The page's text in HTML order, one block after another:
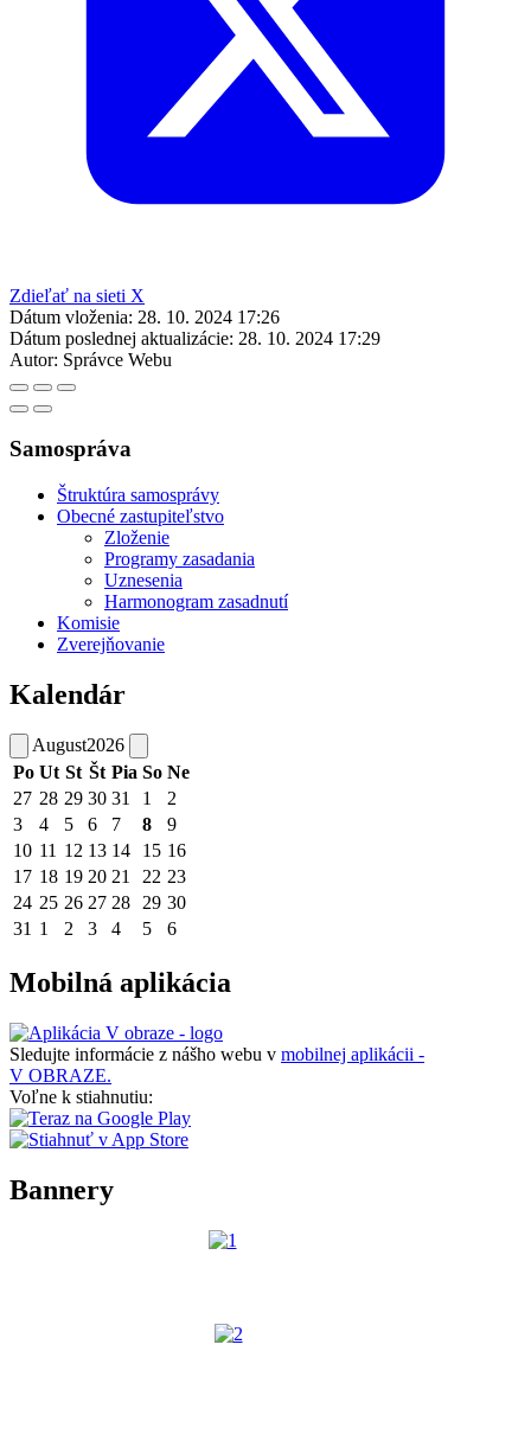
Zdieľať na sieti X
Dátum vloženia: 28. 10. 2024 17:26
Dátum poslednej aktualizácie: 28. 10. 2024 17:29
Autor: Správce Webu
Samospráva
Štruktúra samosprávy
Obecné zastupiteľstvo
Zloženie
Programy zasadania
Uznesenia
Harmonogram zasadnutí
Komisie
Zverejňovanie
Kalendár
August2026
Po Ut St Št Pia So Ne
27 28 29 30 31 1
2
3
4 5 6 7 8
9
10 11 12 13 14 15 16
17 18 19 20 21 22 23
24 25 26 27 28 29 30
31 1 2 3 4 5 6
Mobilná aplikácia
Sledujte informácie z nášho webu v mobilnej aplikácii -
V OBRAZE.
Voľne k stiahnutiu:
Bannery